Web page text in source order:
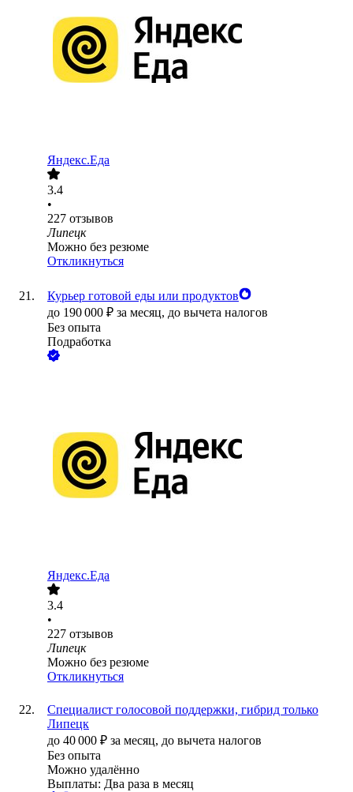
Яндекс.Еда
3.4
•
227 отзывов
Липецк
Можно без резюме
Откликнуться
Курьер готовой еды или продуктов
до 190 000 ₽ за месяц, до вычета налогов
Без опыта
Подработка
Яндекс.Еда
3.4
•
227 отзывов
Липецк
Можно без резюме
Откликнуться
Специалист голосовой поддержки, гибрид только
Липецк
до 40 000 ₽ за месяц, до вычета налогов
Без опыта
Можно удалённо
Выплаты: Два раза в месяц